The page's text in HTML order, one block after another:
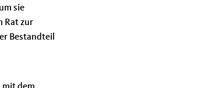
sie
Rat zur
Bestandteil